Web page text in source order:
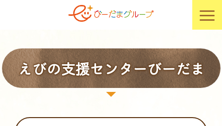
えびの支援センターびーだま